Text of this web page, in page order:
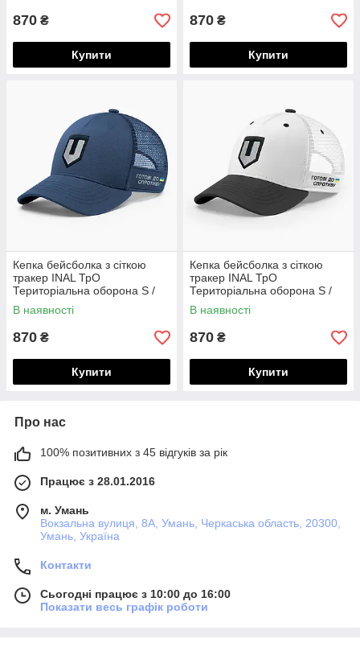
870 ₴
Купити
870 ₴
Купити
Кепка бейсболка з сіткою
тракер INAL ТрО
Територіальна оборона S /
53-54 Темно-синій 50153
В наявності
870 ₴
Купити
Кепка бейсболка з сіткою
тракер INAL ТрО
Територіальна оборона S /
53-54 Білий/ Чорний 39353
В наявності
870 ₴
Купити
Про нас
100% позитивних з 45 відгуків за рік
Працює з 28.01.2016
м. Умань
Вокзальна вулиця, 8А, Умань, Черкаська область, 20300,
Умань, Україна
Контакти
Сьогодні працює з 10:00 до 16:00
Показати весь графік роботи